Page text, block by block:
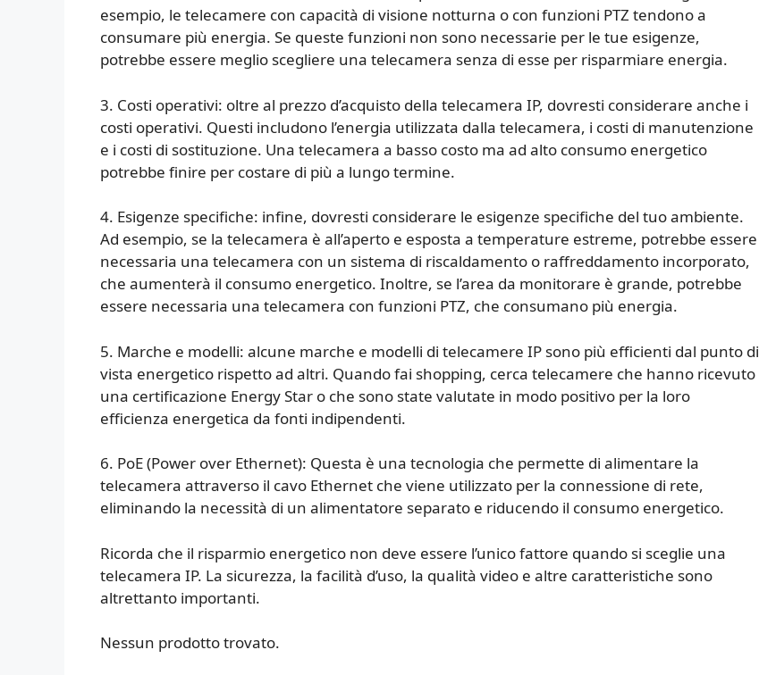
esempio, le telecamere con capacità di visione notturna o con funzioni PTZ tendono a
consumare più energia. Se queste funzioni non sono necessarie per le tue esigenze,
potrebbe essere meglio scegliere una telecamera senza di esse per risparmiare energia.
3. Costi operativi: oltre al prezzo d’acquisto della telecamera IP, dovresti considerare anche i
costi operativi. Questi includono l’energia utilizzata dalla telecamera, i costi di manutenzione
e i costi di sostituzione. Una telecamera a basso costo ma ad alto consumo energetico
potrebbe finire per costare di più a lungo termine.
4. Esigenze specifiche: infine, dovresti considerare le esigenze specifiche del tuo ambiente.
Ad esempio, se la telecamera è all’aperto e esposta a temperature estreme, potrebbe essere
necessaria una telecamera con un sistema di riscaldamento o raffreddamento incorporato,
che aumenterà il consumo energetico. Inoltre, se l’area da monitorare è grande, potrebbe
essere necessaria una telecamera con funzioni PTZ, che consumano più energia.
5. Marche e modelli: alcune marche e modelli di telecamere IP sono più efficienti dal punto di
vista energetico rispetto ad altri. Quando fai shopping, cerca telecamere che hanno ricevuto
una certificazione Energy Star o che sono state valutate in modo positivo per la loro
efficienza energetica da fonti indipendenti.
6. PoE (Power over Ethernet): Questa è una tecnologia che permette di alimentare la
telecamera attraverso il cavo Ethernet che viene utilizzato per la connessione di rete,
eliminando la necessità di un alimentatore separato e riducendo il consumo energetico.
Ricorda che il risparmio energetico non deve essere l’unico fattore quando si sceglie una
telecamera IP. La sicurezza, la facilità d’uso, la qualità video e altre caratteristiche sono
altrettanto importanti.
Nessun prodotto trovato.